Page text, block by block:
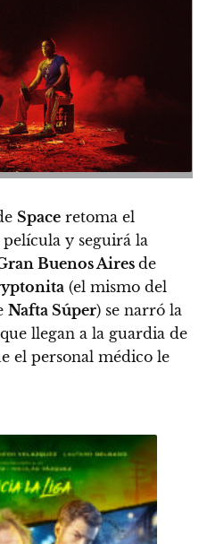
Space retoma el
y seguirá la
Buenos Aires de
(el mismo del
Nafta Súper) se narró la
llegan a la guardia de
el personal médico le